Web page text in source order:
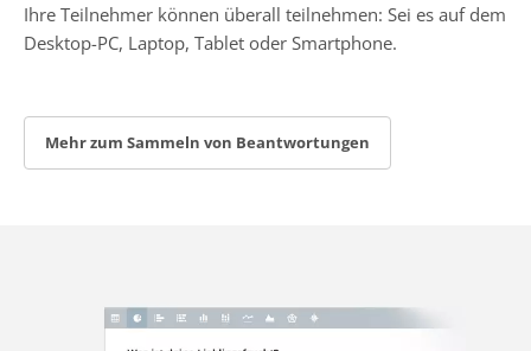
Ihre Teilnehmer können überall teilnehmen: Sei es auf dem
Desktop-PC, Laptop, Tablet oder Smartphone.
Mehr zum Sammeln von Beantwortungen